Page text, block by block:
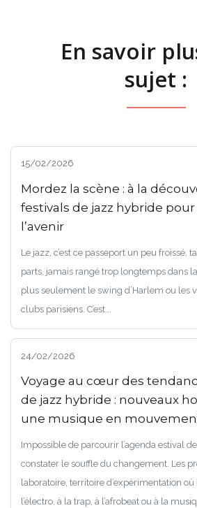
En savoir
sujet :
15/02/2026
Mordez la scène : à la
festivals de jazz hybride
l’avenir
Le jazz, c’est ce passeport un peu froissé,
parts, jamais rangé trop longtemps dans
plus seulement le swing d’Harlem ou les
clubs parisiens. C’est...
24/02/2026
Voyage au cœur des
de jazz hybride : nouveaux
une musique en
Impossible de parcourir l’agenda estival
constater le souffle du changement. Les
laboratoire, territoire d’expérimentation où
l’électro, à la trap, à l’afrobeat ou à la